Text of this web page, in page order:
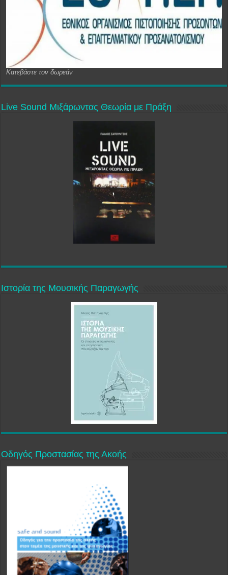
Κατεβάστε τον δωρεάν
Live Sound Μιξάρωντας Θεωρία με Πράξη
Ιστορία της Μουσικής Παραγωγής
Οδηγός Προστασίας της Ακοής